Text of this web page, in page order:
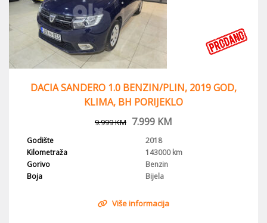
DACIA SANDERO 1.0 BENZIN/PLIN, 2019 GOD,
KLIMA, BH PORIJEKLO
9.999KM 7.999 KM
Godište
2018
Kilometraža
143000 km
Gorivo
Benzin
Boja
Bijela
Više informacija